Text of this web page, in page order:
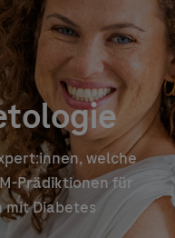
welche
Prädiktionen für
mit Diabetes